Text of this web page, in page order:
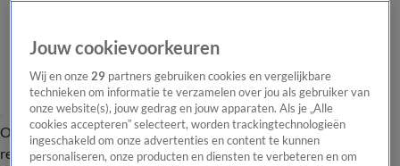
Overzicht Laatste nieuws Regionieuws Het beste van Hart
Tip de
redactie
Jouw cookievoorkeuren
Wij en onze29 partners gebruiken cookies en vergelijkbare
technieken om informatie te verzamelen over jou als gebruiker van
onze website(s), jouw gedrag en jouw apparaten. Als je „Alle
cookies accepteren” selecteert, worden trackingtechnologieën
ingeschakeld om onze advertenties en content te kunnen
personaliseren, onze producten en diensten te verbeteren en om